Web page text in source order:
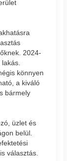
2024-
könnyen
a kiváló
bármely
üzlet és
belül.
választás.